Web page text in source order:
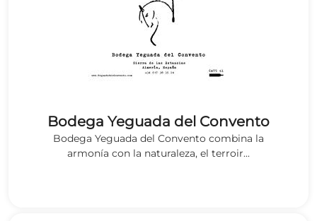
Bodega Yeguada del Convento
Bodega Yeguada del Convento combina la
armonía con la naturaleza, el terroir...